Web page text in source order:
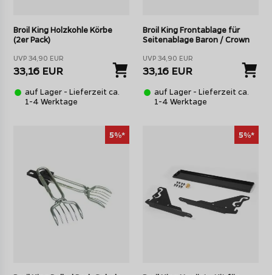
Broil King Holzkohle Körbe
(2er Pack)
UVP 34,90 EUR
33,16 EUR
auf Lager - Lieferzeit ca.
1-4 Werktage
Broil King Frontablage für
Seitenablage Baron / Crown
UVP 34,90 EUR
33,16 EUR
auf Lager - Lieferzeit ca.
1-4 Werktage
5%* 5%*